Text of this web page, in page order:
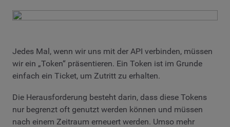
Jedes Mal, wenn wir uns mit der API verbinden, müssen
wir ein „Token“ präsentieren. Ein Token ist im Grunde
einfach ein Ticket, um Zutritt zu erhalten.
Die Herausforderung besteht darin, dass diese Tokens
nur begrenzt oft genutzt werden können und müssen
nach einem Zeitraum erneuert werden. Umso mehr